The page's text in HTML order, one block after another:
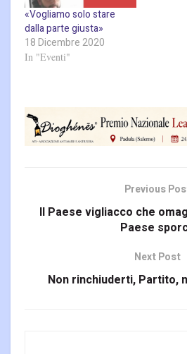
«Vogliamo solo stare
dalla parte giusta»
18 Dicembre 2020
In "Eventi"
Previous
Il Paese vigliacco che
Paese
Next Post
Non rinchiuderti, Partito,